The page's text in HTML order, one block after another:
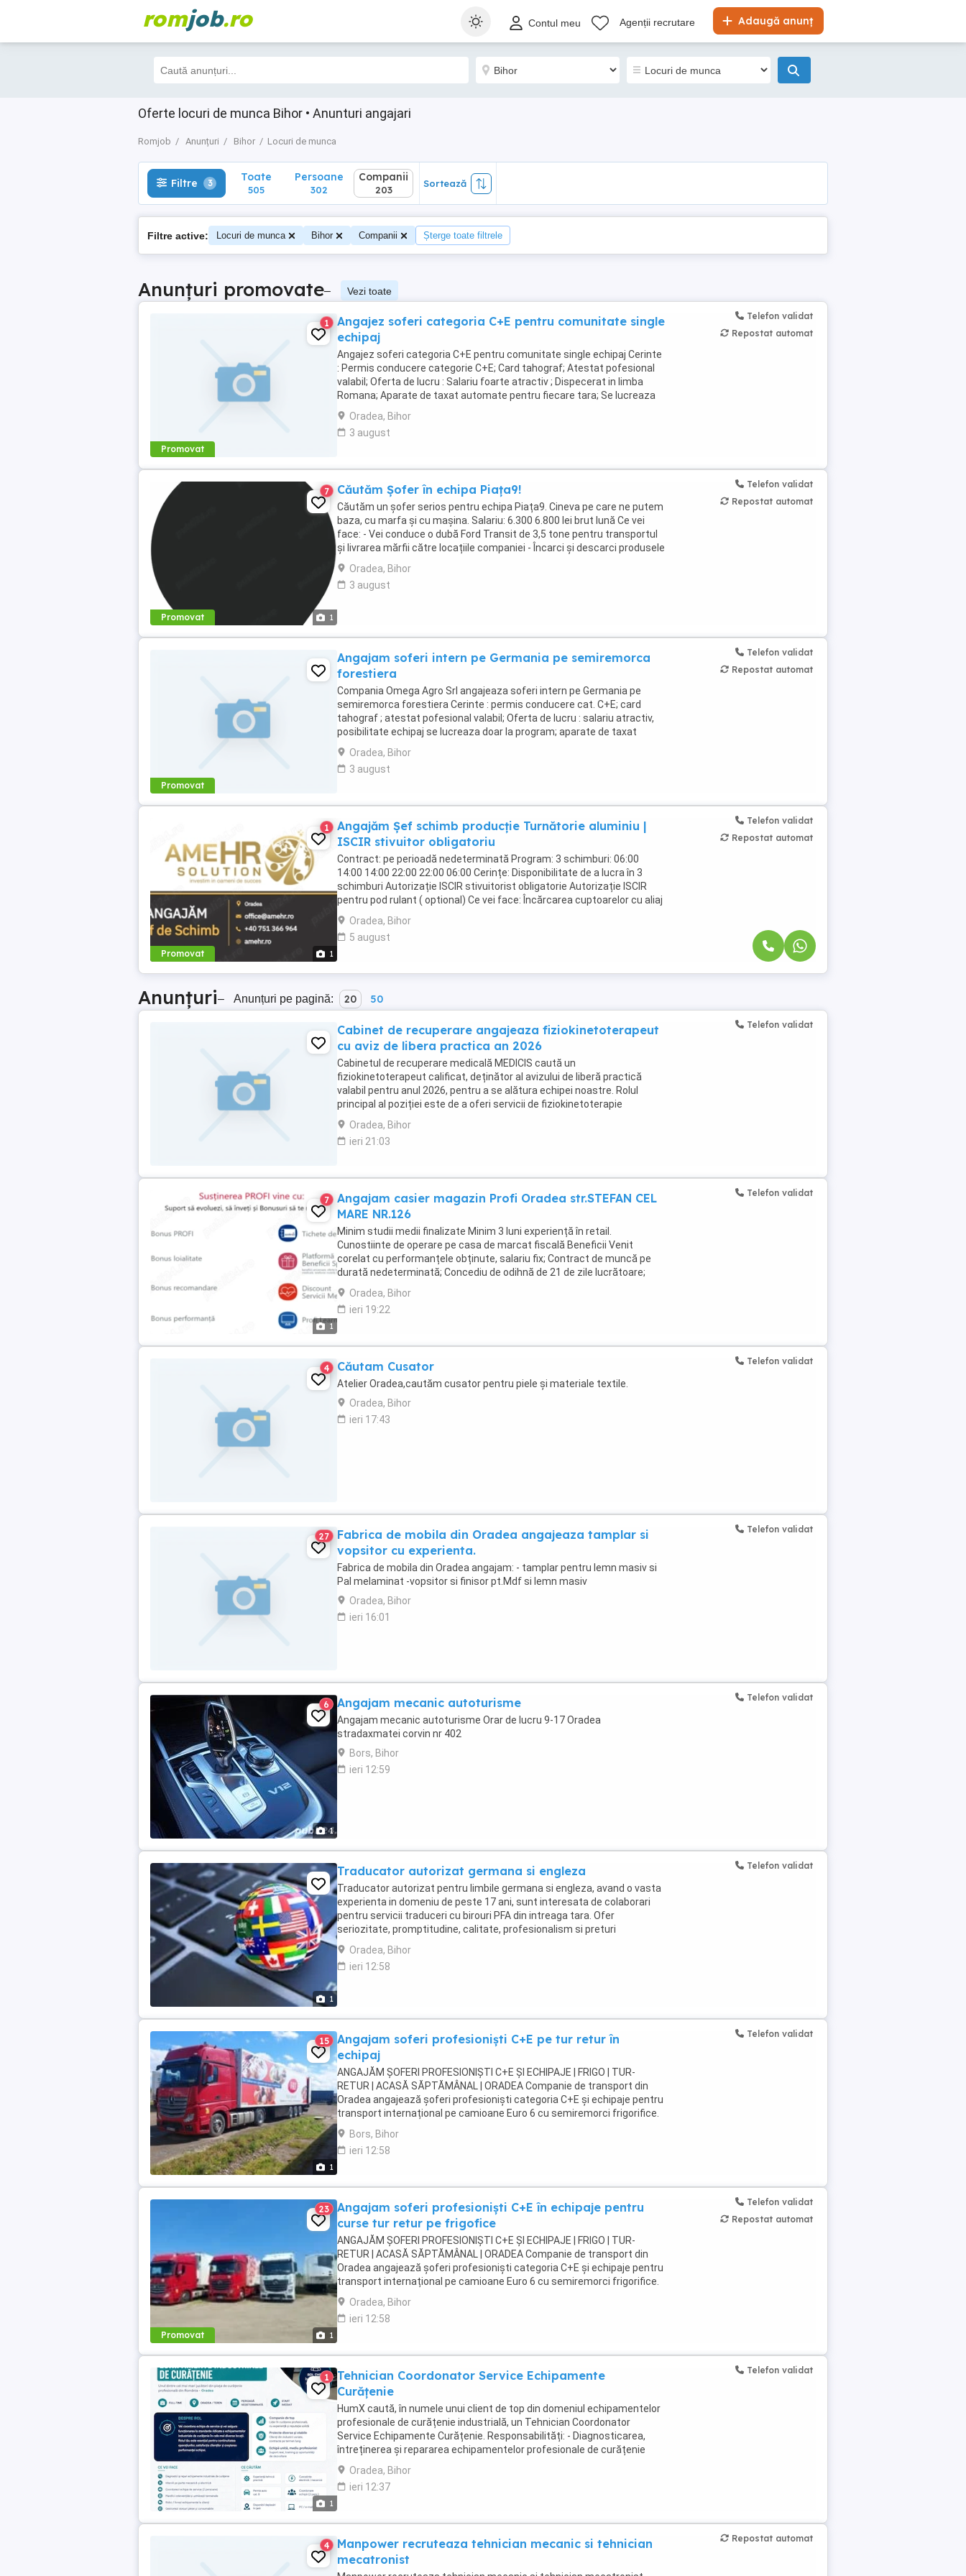
romjob.ro Adaugă anunț
Contul meu Agenții recrutare
Oferte locuri de munca Bihor • Anunturi angajari
Romjob Anunțuri Bihor Locuri de munca
Filtre 3 Toate
505
Filtre 3 Toate
505
Persoane
302
Companii
203
Sortează
Filtre active: Locuri de munca Bihor Companii Șterge toate filtrele
Anunțuri promovate– Vezi toate
Promovat
1
Angajez soferi categoria C+E pentru comunitate single
echipaj
Angajez soferi categoria C+E pentru comunitate single echipaj Cerinte
: Permis conducere categorie C+E; Card tahograf; Atestat pofesional
valabil; Oferta de lucru : Salariu foarte atractiv ; Dispecerat in limba
Romana; Aparate de taxat automate pentru fiecare tara; Se lucreaza
doar la program; Fara ...
Oradea, Bihor
3 august
Telefon validat
Repostat automat
Promovat 1
7 Căutăm Șofer în echipa Piața9!
Căutăm un șofer serios pentru echipa Piața9. Cineva pe care ne putem
baza, cu marfa și cu mașina. Salariu: 6.300 6.800 lei brut lună Ce vei
face: - Vei conduce o dubă Ford Transit de 3,5 tone pentru transportul
și livrarea mărfii către locațiile companiei - Încarci și descarci produsele
- Verifici ...
Oradea, Bihor
3 august
Telefon validat
Repostat automat
Promovat
Angajam soferi intern pe Germania pe semiremorca
forestiera
Compania Omega Agro Srl angajeaza soferi intern pe Germania pe
semiremorca forestiera Cerinte : permis conducere cat. C+E; card
tahograf ; atestat pofesional valabil; Oferta de lucru : salariu atractiv,
posibilitate echipaj se lucreaza doar la program; aparate de taxat
automate pentru fiecare ...
Oradea, Bihor
3 august
Telefon validat
Repostat automat
Promovat 1
1
Angajăm Șef schimb producție Turnătorie aluminiu |
ISCIR stivuitor obligatoriu
Contract: pe perioadă nedeterminată Program: 3 schimburi: 06:00
14:00 14:00 22:00 22:00 06:00 Cerințe: Disponibilitate de a lucra în 3
schimburi Autorizație ISCIR stivuitorist obligatorie Autorizație ISCIR
pentru pod rulant ( optional) Ce vei face: Încărcarea cuptoarelor cu aliaj
de aluminiu, ...
Oradea, Bihor
5 august
Telefon validat
Repostat automat
Anunțuri– Anunțuri pe pagină: 20 50
Cabinet de recuperare angajeaza fiziokinetoterapeut
cu aviz de libera practica an 2026
Cabinetul de recuperare medicală MEDICIS caută un
fiziokinetoterapeut calificat, deținător al avizului de liberă practică
valabil pentru anul 2026, pentru a se alătura echipei noastre. Rolul
principal al poziției este de a oferi servicii de fiziokinetoterapie
pacienților care necesită recuperare fizică ...
Oradea, Bihor
ieri 21:03
Telefon validat
1
7
Angajam casier magazin Profi Oradea str.STEFAN CEL
MARE NR.126
Minim studii medii finalizate Minim 3 luni experiență în retail.
Cunostiinte de operare pe casa de marcat fiscală Beneficii Venit
corelat cu performanțele obținute, salariu fix; Contract de muncă pe
durată nedeterminată; Concediu de odihnă de 21 de zile lucrătoare;
Formare profesională ...
Oradea, Bihor
ieri 19:22
Telefon validat
4 Căutam Cusator
Atelier Oradea,cautăm cusator pentru piele și materiale textile.
Oradea, Bihor
ieri 17:43
Telefon validat
27
Fabrica de mobila din Oradea angajeaza tamplar si
vopsitor cu experienta.
Fabrica de mobila din Oradea angajam: - tamplar pentru lemn masiv si
Pal melaminat -vopsitor si finisor pt.Mdf si lemn masiv
Oradea, Bihor
ieri 16:01
Telefon validat
1
6 Angajam mecanic autoturisme
Angajam mecanic autoturisme Orar de lucru 9-17 Oradea
stradaxmatei corvin nr 402
Bors, Bihor
ieri 12:59
Telefon validat
1
Traducator autorizat germana si engleza
Traducator autorizat pentru limbile germana si engleza, avand o vasta
experienta in domeniu de peste 17 ani, sunt interesata de colaborari
pentru servicii traduceri cu birouri PFA din intreaga tara. Ofer
seriozitate, promptitudine, calitate, profesionalism si preturi
avantajoase. Posibilitate emitere ...
Oradea, Bihor
ieri 12:58
Telefon validat
1
15
Angajam soferi profesioniști C+E pe tur retur în
echipaj
ANGAJĂM ȘOFERI PROFESIONIȘTI C+E ȘI ECHIPAJE | FRIGO | TUR-
RETUR | ACASĂ SĂPTĂMÂNAL | ORADEA Companie de transport din
Oradea angajează șoferi profesioniști categoria C+E și echipaje pentru
transport internațional pe camioane Euro 6 cu semiremorci frigorifice.
Căutăm persoane serioase, responsabile ...
Bors, Bihor
ieri 12:58
Telefon validat
Promovat 1
23
Angajam soferi profesioniști C+E în echipaje pentru
curse tur retur pe frigofice
ANGAJĂM ȘOFERI PROFESIONIȘTI C+E ȘI ECHIPAJE | FRIGO | TUR-
RETUR | ACASĂ SĂPTĂMÂNAL | ORADEA Companie de transport din
Oradea angajează șoferi profesioniști categoria C+E și echipaje pentru
transport internațional pe camioane Euro 6 cu semiremorci frigorifice.
Căutăm persoane serioase, responsabile ...
Oradea, Bihor
ieri 12:58
Telefon validat
Repostat automat
1
1
Tehnician Coordonator Service Echipamente
Curățenie
HumX caută, în numele unui client de top din domeniul echipamentelor
profesionale de curățenie industrială, un Tehnician Coordonator
Service Echipamente Curățenie. Responsabilități: - Diagnosticarea,
întreținerea și repararea echipamentelor profesionale de curățenie
industrială; - Executarea intervențiilor ...
Oradea, Bihor
ieri 12:37
Telefon validat
4
Manpower recruteaza tehnician mecanic si tehnician
mecatronist
Repostat automat